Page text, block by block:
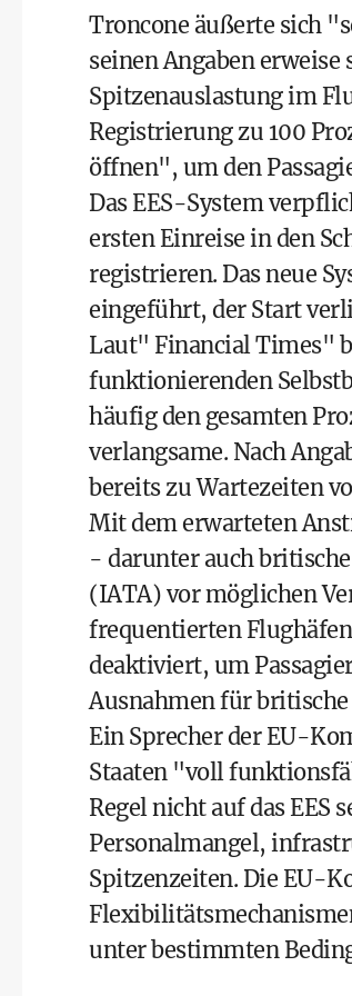
Troncone äußerte sich
seinen Angaben
Spitzenauslastung im
Registrierung zu 100
öffnen", um den
Das EES-System
ersten Einreise in den
registrieren. Das neue
eingeführt, der Start
Laut" Financial Times"
funktionierenden
häufig den gesamten
verlangsame. Nach
bereits zu Wartezeiten
Mit dem erwarteten
- darunter auch
(IATA) vor möglichen
frequentierten
deaktiviert, um
Ausnahmen für britische
Ein Sprecher der EU-
Staaten "voll
Regel nicht auf das
Personalmangel,
Spitzenzeiten. Die EU-
unter bestimmten